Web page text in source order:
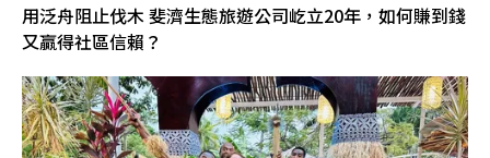
用泛舟阻止伐木 斐濟生態旅遊公司屹立20年，如何賺到錢
又贏得社區信賴？